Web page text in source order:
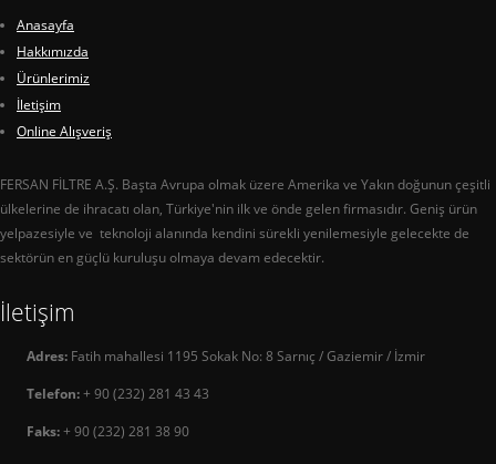
Anasayfa
Hakkımızda
Ürünlerimiz
İletişim
Online Alışveriş
FERSAN FİLTRE A.Ş. Başta Avrupa olmak üzere Amerika ve Yakın doğunun çeşitli
ülkelerine de ihracatı olan, Türkiye'nin ilk ve önde gelen firmasıdır. Geniş ürün
yelpazesiyle ve teknoloji alanında kendini sürekli yenilemesiyle gelecekte de
sektörün en güçlü kuruluşu olmaya devam edecektir.
İletişim
Adres: Fatih mahallesi 1195 Sokak No: 8 Sarnıç / Gaziemir / İzmir
Telefon:+ 90 (232) 281 43 43
Faks:+ 90 (232) 281 38 90